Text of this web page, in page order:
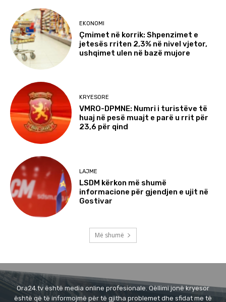
EKONOMI
Çmimet në korrik: Shpenzimet e
jetesës rriten 2,3% në nivel vjetor,
ushqimet ulen në bazë mujore
KRYESORE
VMRO-DPMNE: Numri i turistëve të
huaj në pesë muajt e parë u rrit për
23,6 për qind
LAJME
LSDM kërkon më shumë
informacione për gjendjen e ujit në
Gostivar
Më shumë
Ora24.tv është media online profesionale. Qëllimi jonë kryesor
është që të informojmë për të gjitha problemet dhe sfidat me të